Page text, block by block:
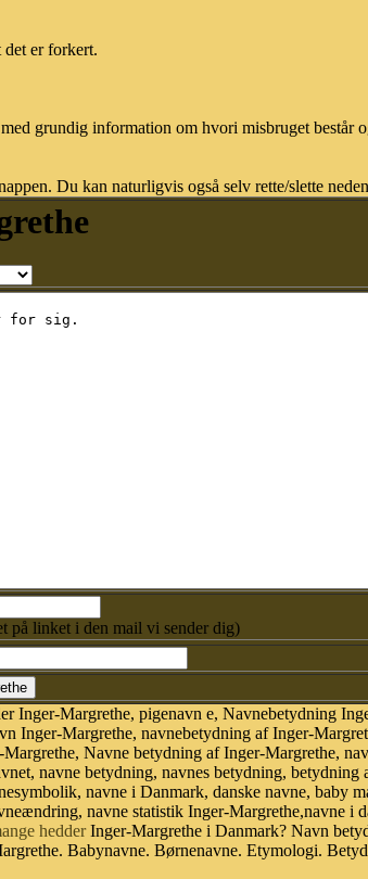
det er forkert.
grundig information om hvori misbruget består
Du kan naturligvis også selv rette/slette
på linket i den mail vi sender dig)
Inger-Margrethe, pigenavn e, Navnebetydning
Inger-Margrethe, navnebetydning af Inger-
Navne betydning af Inger-Margrethe,
navne betydning, navnes betydning, betydning
navne i Danmark, danske navne, baby
navne statistik Inger-Margrethe,navne i
hedderInger-Margrethe i Danmark? Navn
Babynavne. Børnenavne. Etymologi.